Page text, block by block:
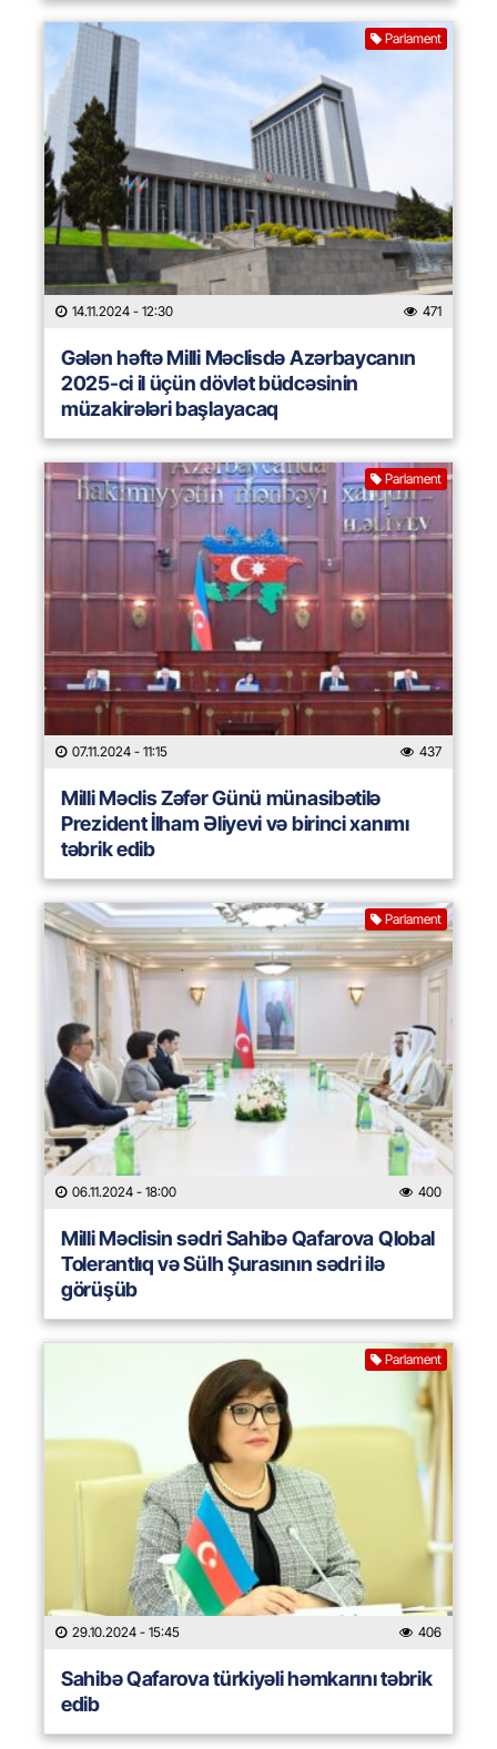
Parlament
14.11.2024 - 12:30 471
Gələn həftə Milli Məclisdə Azərbaycanın
2025-ci il üçün dövlət büdcəsinin
müzakirələri başlayacaq
Parlament
07.11.2024 - 11:15 437
Milli Məclis Zəfər Günü münasibətilə
Prezident İlham Əliyevi və birinci xanımı
təbrik edib
Parlament
06.11.2024 - 18:00 400
Milli Məclisin sədri Sahibə Qafarova Qlobal
Tolerantlıq və Sülh Şurasının sədri ilə
görüşüb
Parlament
29.10.2024 - 15:45 406
Sahibə Qafarova türkiyəli həmkarını təbrik
edib